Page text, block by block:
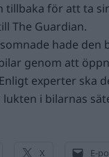
tillbaka för att ta
The Guardian.
hade den
genom att
experter ska
i bilarnas
X E-